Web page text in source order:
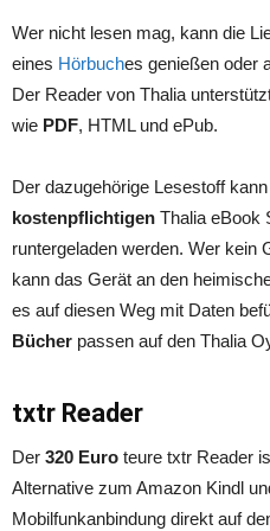
Wer nicht lesen mag, kann die
eines Hörbuches genießen oder
Der Reader von Thalia
wie PDF, HTML und ePub.
Der dazugehörige Lesestoff
kostenpflichtigen Thalia eBook
runtergeladen werden. Wer kein
kann das Gerät an den
es auf diesen Weg mit Daten
Bücher passen auf den Thalia
txtr Reader
Der 320 Euro teure txtr Reader
Alternative zum Amazon Kindl
Mobilfunkanbindung direkt auf